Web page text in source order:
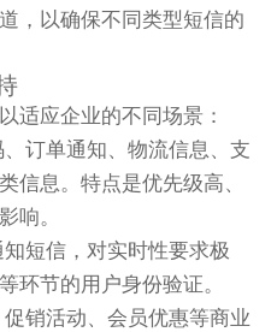
，以确保不同类型短信的
适应企业的不同场景：
订单通知、物流信息、支
信息。特点是优先级高、
响。
短信，对实时性要求极
环节的用户身份验证。
销活动、会员优惠等商业